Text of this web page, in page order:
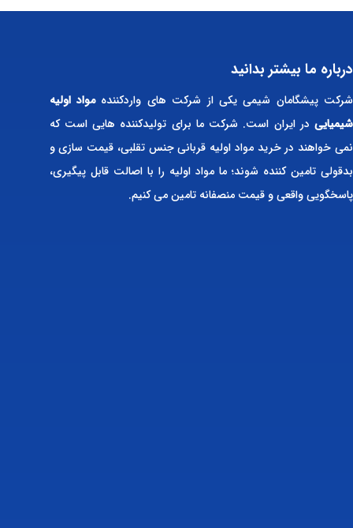
درباره ما بیشتر بدانید
شرکت پیشگامان شیمی یکی از شرکت های واردکنندهمواد اولیه
شیمیایی در ایران است. شرکت ما برای تولیدکننده هایی است که
نمی خواهند در خرید مواد اولیه قربانی جنس تقلبی، قیمت سازی و
بدقولی تامین کننده شوند؛ ما مواد اولیه را با اصالت قابل پیگیری،
پاسخگویی واقعی و قیمت منصفانه تامین می کنیم.